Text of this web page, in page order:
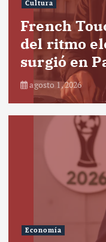
Cultura
French
del ritmo
surgió en
agosto 1, 2026
Economía